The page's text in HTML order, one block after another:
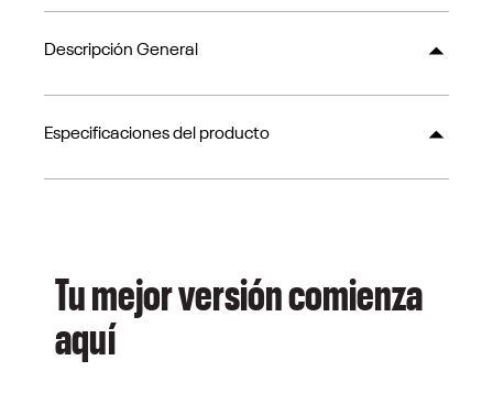
Descripción General
Especificaciones del producto
Tu mejor versión comienza
aquí